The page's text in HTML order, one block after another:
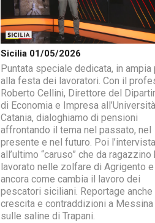
Sicilia 01/05/2026
Puntata speciale dedicata, in ampia
alla festa dei lavoratori. Con il
Roberto Cellini, Direttore del
di Economia e Impresa
Catania, dialoghiamo di pensioni
affrontando il tema nel passato, nel
presente e nel futuro. Poi l’intervista
all’ultimo “caruso” che da ragazzino
lavorato nelle zolfare di Agrigento e
ancora come cambia il lavoro dei
pescatori siciliani. Reportage anche
crescita e contraddizioni a Messina
sulle saline di Trapani.